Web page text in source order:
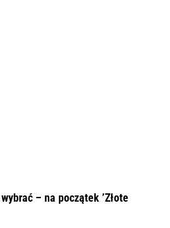
– na początek ’Złote